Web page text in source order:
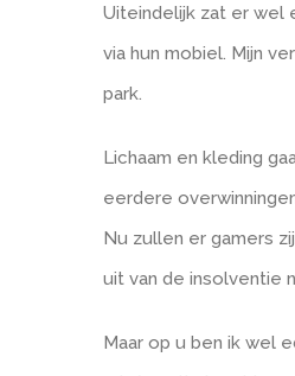
Uiteindelijk zat er wel
via hun mobiel. Mijn
park.
Lichaam en kleding
eerdere
Nu zullen er gamers
uit van de insolventie
Maar op u ben ik wel